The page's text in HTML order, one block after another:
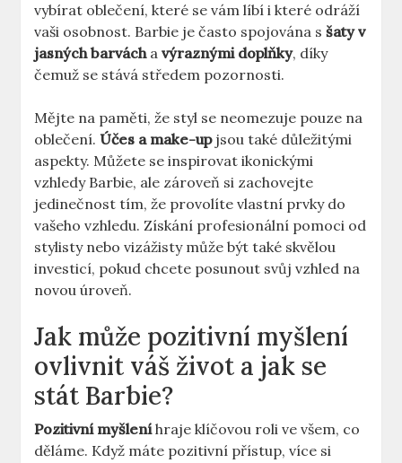
vybírat oblečení, které se vám líbí i které odráží
vaši osobnost. Barbie je často spojována sšaty v
jasných barváchavýraznými doplňky, díky
čemuž se stává středem pozornosti.
Mějte na paměti, že styl se neomezuje pouze na
oblečení. Účes a make-upjsou také důležitými
aspekty. Můžete se inspirovat ikonickými
vzhledy Barbie, ale zároveň si zachovejte
jedinečnost tím, že provolíte vlastní prvky do
vašeho vzhledu. Získání profesionální pomoci od
stylisty nebo vizážisty může být také skvělou
investicí, pokud chcete posunout svůj vzhled na
novou úroveň.
Jak může pozitivní myšlení
ovlivnit váš život a jak se
stát Barbie?
Pozitivní myšleníhraje klíčovou roli ve všem, co
děláme. Když máte pozitivní přístup, více si